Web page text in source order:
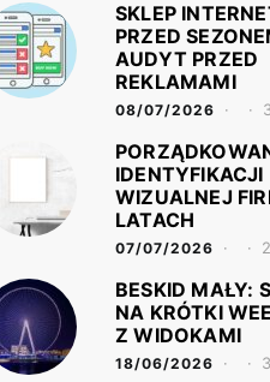
SKLEP
PRZED
AUDYT PRZED
REKLAMAMI
08/07/2026
IDENTYFIKACJI
WIZUALNEJ
LATACH
07/07/2026
BESKID MAŁY:
NA KRÓTKI
Z WIDOKAMI
18/06/2026